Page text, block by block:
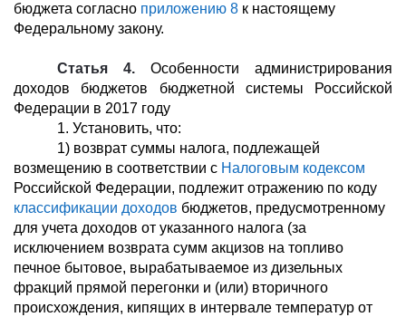
бюджета согласно приложению 8 к настоящему
Федеральному закону.
Статья 4. Особенности администрирования
доходов бюджетов бюджетной системы Российской
Федерации в 2017 году
1. Установить, что:
1) возврат суммы налога, подлежащей
возмещению в соответствии с Налоговым кодексом
Российской Федерации, подлежит отражению по коду
классификации доходов бюджетов, предусмотренному
для учета доходов от указанного налога (за
исключением возврата сумм акцизов на топливо
печное бытовое, вырабатываемое из дизельных
фракций прямой перегонки и (или) вторичного
происхождения, кипящих в интервале температур от